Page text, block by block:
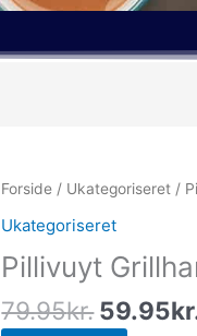
Forside / Ukategoriseret /
Ukategoriseret
Pillivuyt
79.95kr.
Den
pris
var:
59.95